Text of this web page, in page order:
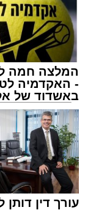
תגים:אשדוד,
זה היה ארוע
במשך שעות
מתושבי
ואכן, כפי
המלצה חמה
- האקדמיה
באשדוד של
קריאולנסקי -
עורך דין דותן